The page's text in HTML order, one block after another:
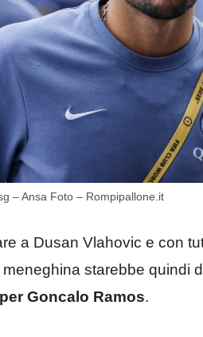
– Ansa Foto – Rompipallone.it
a Dusan Vlahovic e con
starebbe quindi
Goncalo Ramos.